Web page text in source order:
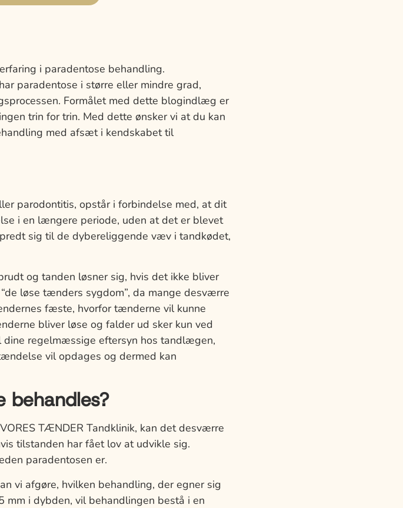
i paradentose behandling.
paradentose i større eller mindre grad,
Formålet med dette blogindlæg er
trin for trin. Med dette ønsker vi at du kan
med afsæt i kendskabet til
parodontitis, opstår i forbindelse med, at dit
i en længere periode, uden at det er blevet
sig til de dybereliggende væv i tandkødet,
og tanden løsner sig, hvis det ikke bliver
løse tænders sygdom”, da mange desværre
fæste, hvorfor tænderne vil kunne
bliver løse og falder ud sker kun ved
regelmæssige eftersyn hos tandlægen,
vil opdages og dermed kan
behandles?
TÆNDER Tandklinik, kan det desværre
tilstanden har fået lov at udvikle sig.
paradentosen er.
vi afgøre, hvilken behandling, der egner sig
i dybden, vil behandlingen bestå i en